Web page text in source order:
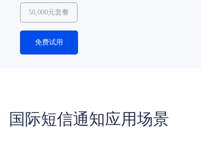
50,000元套餐
免费试用
国际短信通知应用场景